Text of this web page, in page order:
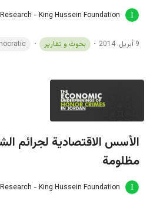
- King Hussein Foundation
9 أبريل، 2014 بحوث و تقارير
الأسس الاقتصادية لجرائم
مظلومة
- King Hussein Foundation